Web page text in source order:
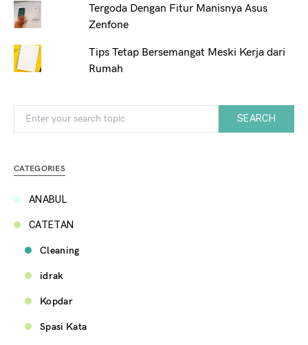
Tergoda Dengan Fitur Manisnya Asus
Zenfone
Tips Tetap Bersemangat Meski Kerja dari
Rumah
SEARCH
CATEGORIES
ANABUL
CATETAN
Cleaning
idrak
Kopdar
Spasi Kata